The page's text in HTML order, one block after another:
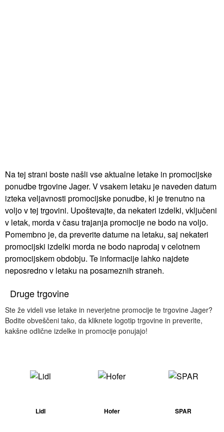
Na tej strani boste našli vse aktualne letake in promocijske
ponudbe trgovine Jager. V vsakem letaku je naveden datum
izteka veljavnosti promocijske ponudbe, ki je trenutno na
voljo v tej trgovini. Upoštevajte, da nekateri izdelki, vključeni
v letak, morda v času trajanja promocije ne bodo na voljo.
Pomembno je, da preverite datume na letaku, saj nekateri
promocijski izdelki morda ne bodo naprodaj v celotnem
promocijskem obdobju. Te informacije lahko najdete
neposredno v letaku na posameznih straneh.
Druge trgovine
Ste že videli vse letake in neverjetne promocije te trgovine Jager?
Bodite obveščeni tako, da kliknete logotip trgovine in preverite,
kakšne odlične izdelke in promocije ponujajo!
Lidl Hofer SPAR